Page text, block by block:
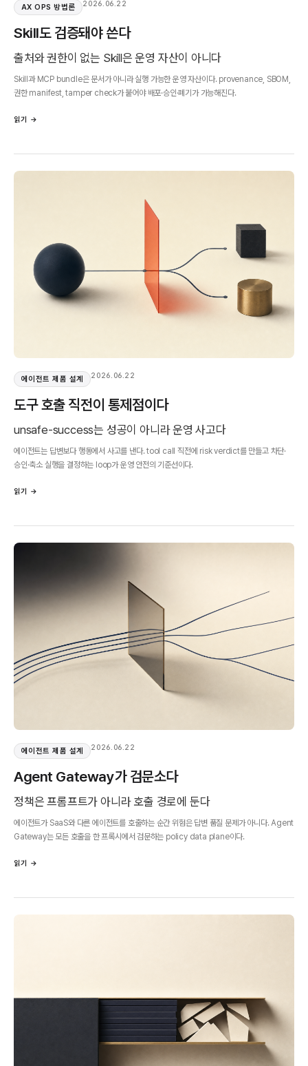
AX OPS 방법론 2026.06.22
Skill도 검증돼야 쓴다
출처와 권한이 없는 Skill은 운영 자산이 아니다
Skill과 MCP bundle은 문서가 아니라 실행 가능한 운영 자산이다. provenance, SBOM,
권한 manifest, tamper check가 붙어야 배포·승인·폐기가 가능해진다.
읽기 →
에이전트 제품 설계 2026.06.22
도구 호출 직전이 통제점이다
unsafe-success는 성공이 아니라 운영 사고다
에이전트는 답변보다 행동에서 사고를 낸다. tool call 직전에 risk verdict를 만들고 차단·
승인·축소 실행을 결정하는 loop가 운영 안전의 기준선이다.
읽기 →
에이전트 제품 설계 2026.06.22
Agent Gateway가 검문소다
정책은 프롬프트가 아니라 호출 경로에 둔다
에이전트가 SaaS와 다른 에이전트를 호출하는 순간 위험은 답변 품질 문제가 아니다. Agent
Gateway는 모든 호출을 한 프록시에서 검문하는 policy data plane이다.
읽기 →